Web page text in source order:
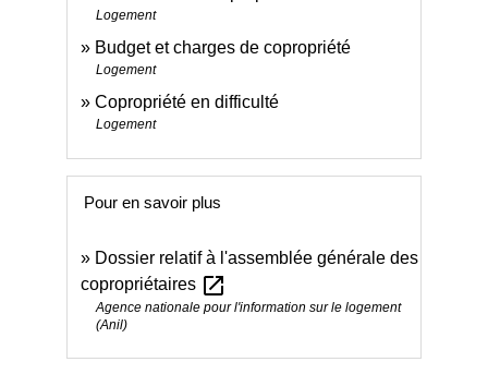
Logement
Budget et charges de copropriété
Logement
Copropriété en difficulté
Logement
Pour en savoir plus
Dossier relatif à l'assemblée générale des
copropriétaires open_in_new
Agence nationale pour l'information sur le logement
(Anil)